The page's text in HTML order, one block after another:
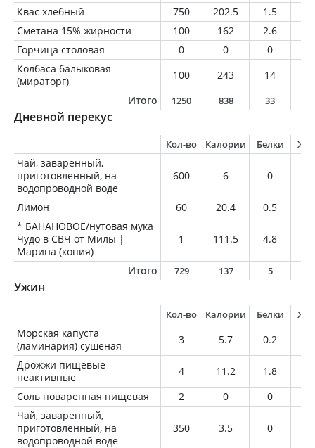
Квас хлебный
750 202.5 1.5
Сметана 15% жирности
100 162 2.6
Горчица столовая
0 0 0
Колбаса балыковая
(мираторг)
100 243 14
Итого
1250 838 33
Дневной перекус
Кол-во Калории Белки
Чай, заваренный,
приготовленный, на
водопроводной воде
600 6 0
Лимон 60 20.4 0.5
* БАНАНОВОЕ/нутовая мука
Чудо в СВЧ от Милы |
Марина (копия)
1 111.5 4.8
Итого 729 137 5
Ужин
Кол-во Калории Белки
Морская капуста
(ламинария) сушеная
3 5.7 0.2
Дрожжи пищевые
неактивные
4 11.2 1.8
Соль поваренная пищевая
2 0 0
Чай, заваренный,
приготовленный, на
водопроводной воде
350 3.5 0